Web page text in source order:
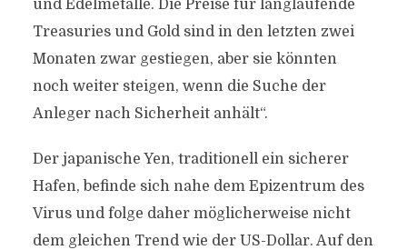
und Edelmetalle. Die Preise für langlaufende
Treasuries und Gold sind in den letzten zwei
Monaten zwar gestiegen, aber sie könnten
noch weiter steigen, wenn die Suche der
Anleger nach Sicherheit anhält“.
Der japanische Yen, traditionell ein sicherer
Hafen, befinde sich nahe dem Epizentrum des
Virus und folge daher möglicherweise nicht
dem gleichen Trend wie der US-Dollar. Auf den